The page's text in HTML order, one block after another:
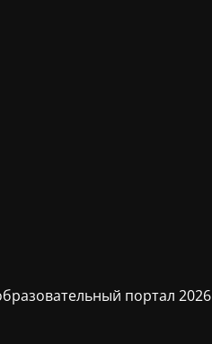
портал 2026